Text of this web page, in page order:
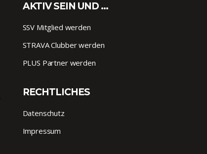
AKTIV SEIN UND …
SSV Mitglied werden
STRAVA Clubber werden
PLUS Partner werden
RECHTLICHES
Datenschutz
Impressum